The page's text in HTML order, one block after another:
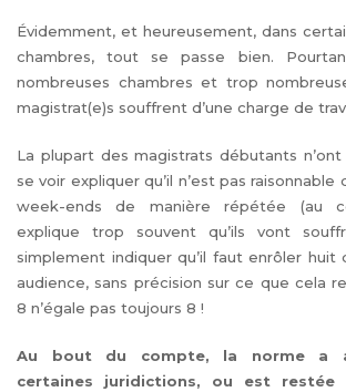
Évidemment, et heureusement, dans
chambres, tout se passe bien.
nombreuses chambres et trop
magistrat(e)s souffrent d’une charge de
La plupart des magistrats débutants
se voir expliquer qu’il n’est pas
week-ends de manière répétée (au
explique trop souvent qu’ils vont
simplement indiquer qu’il faut enrôler huit
audience, sans précision sur ce que cela
8 n’égale pas toujours 8 !
Au bout du compte, la norme a
certaines juridictions, ou est restée